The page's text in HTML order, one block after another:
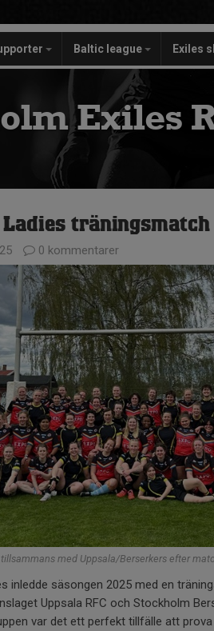
Baltic league Exiles
Exiles
träningsmatch
0 kommentarer
med Uppsala/Berserkers efter
inledde säsongen 2025 med en
Uppsala RFC och Stockholm
var det ett perfekt tillfälle att